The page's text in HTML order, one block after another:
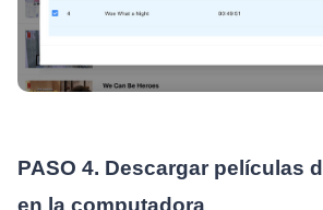
PASO 4. Descargar películas
en la computadora